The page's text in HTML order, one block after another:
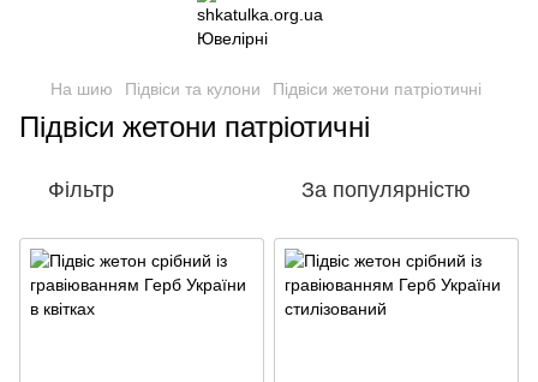
На шию Підвіси та кулони Підвіси жетони патріотичні
Підвіси жетони патріотичні
Фільтр За популярністю